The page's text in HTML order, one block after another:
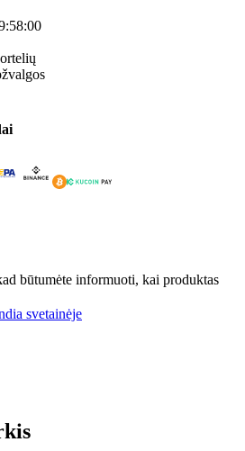
būtumėte informuoti, kai produktas
svetainėje